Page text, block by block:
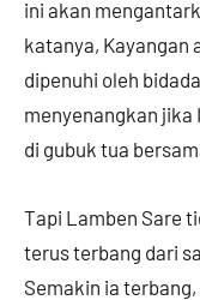
ini akan
katanya, Kayangan
dipenuhi oleh
menyenangkan jika
di gubuk tua
Tapi Lamben Sare
terus terbang dari
Semakin ia